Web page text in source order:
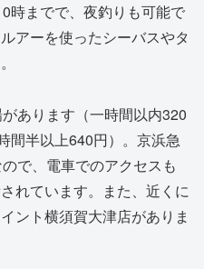
時までで、夜釣りも可能で
アーを使ったシーバスやタ
あります（一時間以内320
間半以上640円）。京浜急
で、電車でのアクセスも
れています。また、近くに
ント横須賀大津店がありま